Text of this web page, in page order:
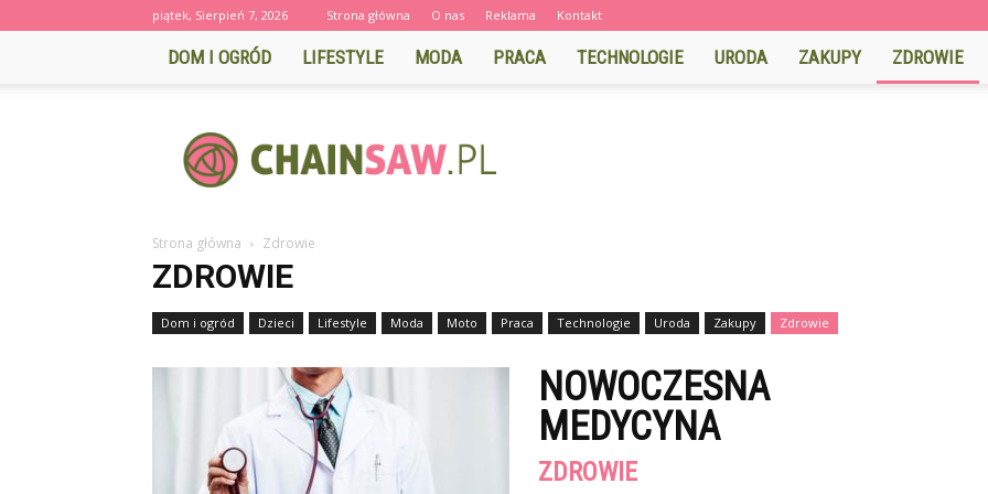
piątek, Sierpień 7, 2026 Strona główna O nas Reklama Kontakt
DOM I OGRÓD LIFESTYLE MODA PRACA TECHNOLOGIE URODA ZAKUPY ZDROWIE
Strona główna Zdrowie
ZDROWIE
Dom i ogród Dzieci Lifestyle Moda Moto Praca Technologie Uroda Zakupy Zdrowie
NOWOCZESNA
MEDYCYNA
ZDROWIE